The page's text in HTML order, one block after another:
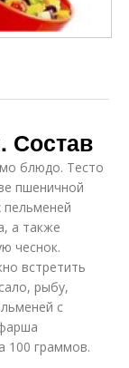
Состав
блюдо. Тесто
пшеничной
пельменей
а также
чеснок.
встретить
рыбу,
с
100 граммов.